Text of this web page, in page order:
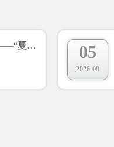
在长春来一场痛快的泼水互动——“夏风微凉·吉泰情长”泰国国家旅游局长春夏季路演在肆季南河启幕 05
2026-08